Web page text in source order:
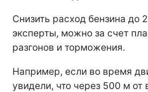
Снизить расход бензина до
эксперты, можно за счет
разгонов и торможения.
Например, если во время
увидели, что через 500 м от